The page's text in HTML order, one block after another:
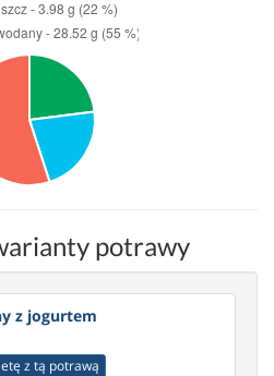
potrawy
z jogurtem
z tą potrawą